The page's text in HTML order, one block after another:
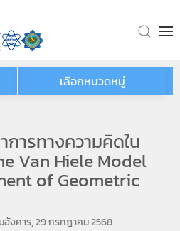
เลือกหมวดหมู่
รทางความคิดใน
Van Hiele Model
of Geometric
อังคาร, 29 กรกฎาคม 2568